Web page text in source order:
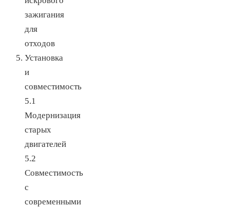
зажигания
для
отходов
Установка
и
совместимость
5.1
Модернизация
старых
двигателей
5.2
Совместимость
с
современными